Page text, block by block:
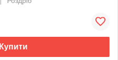
Купити